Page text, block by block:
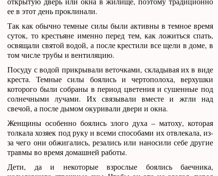
ее в этот день проклинали.
Так как обычно темные силы были активны в темное время
суток, то крестьяне именно перед тем, как ложиться спать,
освящали святой водой, а после крестили все щели в доме, в
том числе трубы и вентиляцию.
Посуду с водой прикрывали веточками, складывая их в виде
креста. Темные силы боялись и чертополоха, верхушки
которого были собраны в период цветения и сушенные под
солнечными лучами. Их связывали вместе и жгли над
свечой, а после дымом окуривали двери и окна.
Женщины особенно боялись злого духа – матоху, которая
толкала хозяек под руку и всеми способами их отвлекала, из-
за чего они обжигались, резались или наносили себе другие
травмы во время домашней работы.
Дети, да и некоторые взрослые боялись баечника,